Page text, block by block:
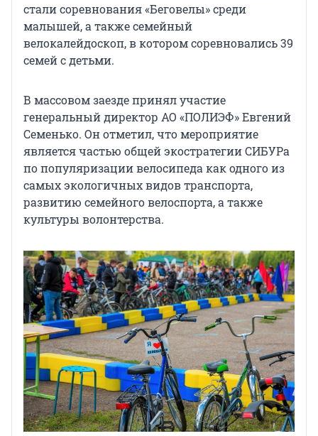
стали соревнования «Беговелы» среди
малышей, а также семейный
велокалейдоскоп, в котором соревновались 39
семей с детьми.
В массовом заезде принял участие
генеральный директор АО «ПОЛИЭФ» Евгений
Семенько. Он отметил, что мероприятие
является частью общей экостратегии СИБУРа
по популяризации велосипеда как одного из
самых экологичных видов транспорта,
развитию семейного велоспорта, а также
культуры волонтерства.